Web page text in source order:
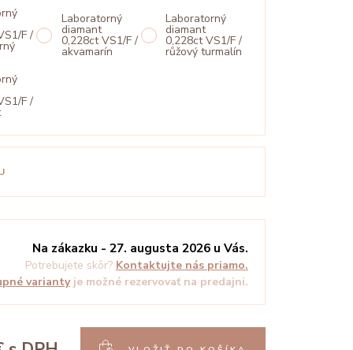
F /
Laboratorný
diamant
0,228ct VS1/F /
akvamarín
Laboratorný
diamant
0,228ct VS1/F /
růžový turmalín
F /
Na zákazku - 27. augusta 2026 u Vás.
Potrebujete skôr? Kontaktujte nás priamo.
varianty je možné rezervovať na predajni.